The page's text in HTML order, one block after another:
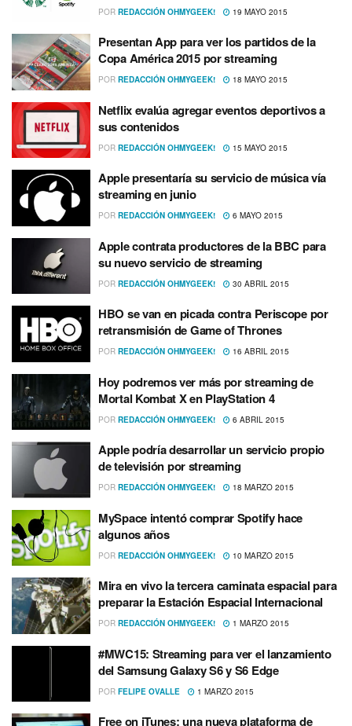
POR REDACCIÓN OHMYGEEK! 19 MAYO 2015
Presentan App para ver los partidos de la
Copa América 2015 por streaming
POR REDACCIÓN OHMYGEEK! 18 MAYO 2015
Netflix evalúa agregar eventos deportivos a
sus contenidos
POR REDACCIÓN OHMYGEEK! 15 MAYO 2015
Apple presentarí­a su servicio de música ví­a
streaming en junio
POR REDACCIÓN OHMYGEEK! 6 MAYO 2015
Apple contrata productores de la BBC para
su nuevo servicio de streaming
POR REDACCIÓN OHMYGEEK! 30 ABRIL 2015
HBO se van en picada contra Periscope por
retransmisión de Game of Thrones
POR REDACCIÓN OHMYGEEK! 16 ABRIL 2015
Hoy podremos ver más por streaming de
Mortal Kombat X en PlayStation 4
POR REDACCIÓN OHMYGEEK! 6 ABRIL 2015
Apple podrí­a desarrollar un servicio propio
de televisión por streaming
POR REDACCIÓN OHMYGEEK! 18 MARZO 2015
MySpace intentó comprar Spotify hace
algunos años
POR REDACCIÓN OHMYGEEK! 10 MARZO 2015
Mira en vivo la tercera caminata espacial para
preparar la Estación Espacial Internacional
POR REDACCIÓN OHMYGEEK! 1 MARZO 2015
#MWC15: Streaming para ver el lanzamiento
del Samsung Galaxy S6 y S6 Edge
POR FELIPE OVALLE 1 MARZO 2015
Free on iTunes: una nueva plataforma de